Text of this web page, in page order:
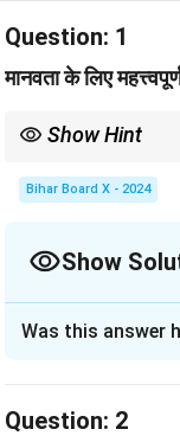
Question: 1
मानवता के लिए
Show Hint
Bihar Board X - 2024
Show
Download
Was this answer
Question: 2